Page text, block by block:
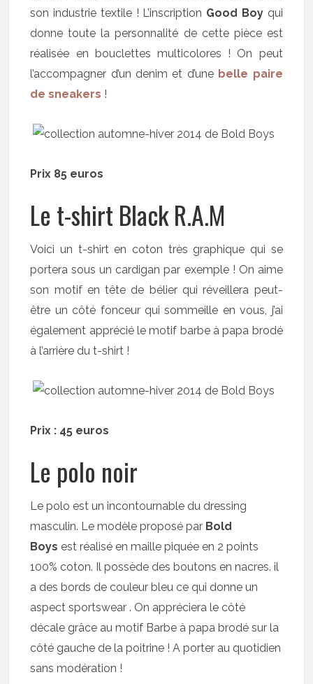
son industrie textile ! L’inscription Good Boyqui
donne toute la personnalité de cette pièce est
réalisée en bouclettes multicolores ! On peut
l’accompagner d’un denim et d’une belle paire
de sneakers !
Prix 85 euros
Le t-shirt Black R.A.M
Voici un t-shirt en coton très graphique qui se
portera sous un cardigan par exemple ! On aime
son motif en tête de bélier qui réveillera peut-
être un côté fonceur qui sommeille en vous, j’ai
également apprécié le motif barbe à papa brodé
à l’arrière du t-shirt !
Prix : 45 euros
Le polo noir
Le polo est un incontournable du dressing
masculin. Le modèle proposé par Bold
Boys est réalisé en maille piquée en 2 points
100% coton. Il possède des boutons en nacres. il
a des bords de couleur bleu ce qui donne un
aspect sportswear . On appréciera le côté
décale grâce au motif Barbe à papa brodé sur la
côté gauche de la poitrine ! A porter au quotidien
sans modération !